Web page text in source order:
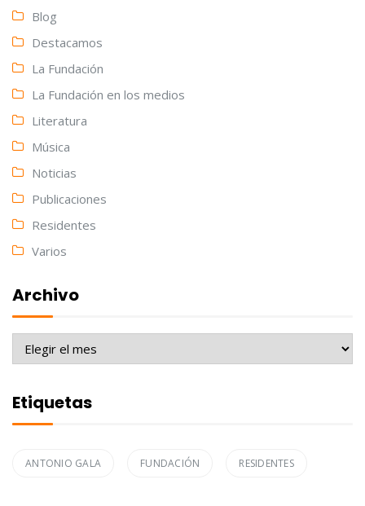
Blog
Destacamos
La Fundación
La Fundación en los medios
Literatura
Música
Noticias
Publicaciones
Residentes
Varios
Archivo
Archivo
Etiquetas
ANTONIO GALA FUNDACIÓN RESIDENTES